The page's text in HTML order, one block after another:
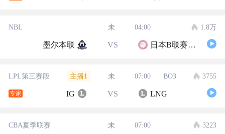
NBL 未 04:00 1.8万
墨尔本联 VS 日本B联赛联队
LPL第三赛段 主播1 未 07:00 BO3 3755
专家 IG VS LNG
CBA夏季联赛 未 07:00 3223